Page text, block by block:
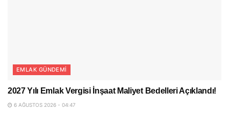
EMLAK GÜNDEMI
2027 Yılı Emlak Vergisi İnşaat Maliyet Bedelleri Açıklandı!
6 AĞUSTOS 2026 - 04:47